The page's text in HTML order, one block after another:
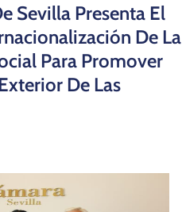
Sevilla Presenta El
De La
Para Promover
De Las